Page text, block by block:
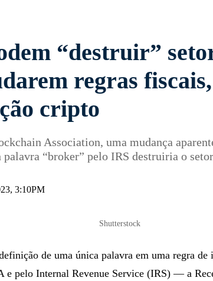
“destruir”
regras
cripto
Association, uma mudança
palavra “broker” pelo IRS destruiria o
3:10PM
Shutterstock
de uma única palavra em uma regra
e pelo Internal Revenue Service (IRS) — a